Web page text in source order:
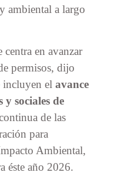
ambiental a largo
en avanzar
permisos, dijo
incluyen el avance
y sociales de
de las
para
Ambiental,
éste año 2026.